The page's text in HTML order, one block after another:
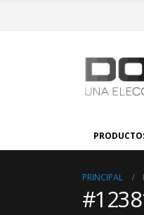
PRINCIPAL